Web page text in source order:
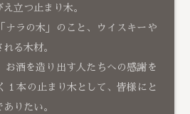
立つ止まり木。
ナラの木」のこと、ウイスキーや
る木材。
お酒を造り出す人たちへの感謝を
１本の止まり木として、皆様にと
りたい。